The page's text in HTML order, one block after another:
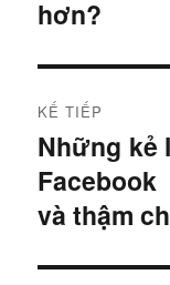
u
h
ư
ớ
n
g
i
r
c
:
hơn?
KẾ TIẾP
B
à
i
i
Những kẻ
và thậm